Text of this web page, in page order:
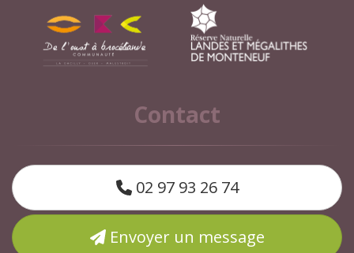
Contact
02 97 93 26 74
Envoyer un message